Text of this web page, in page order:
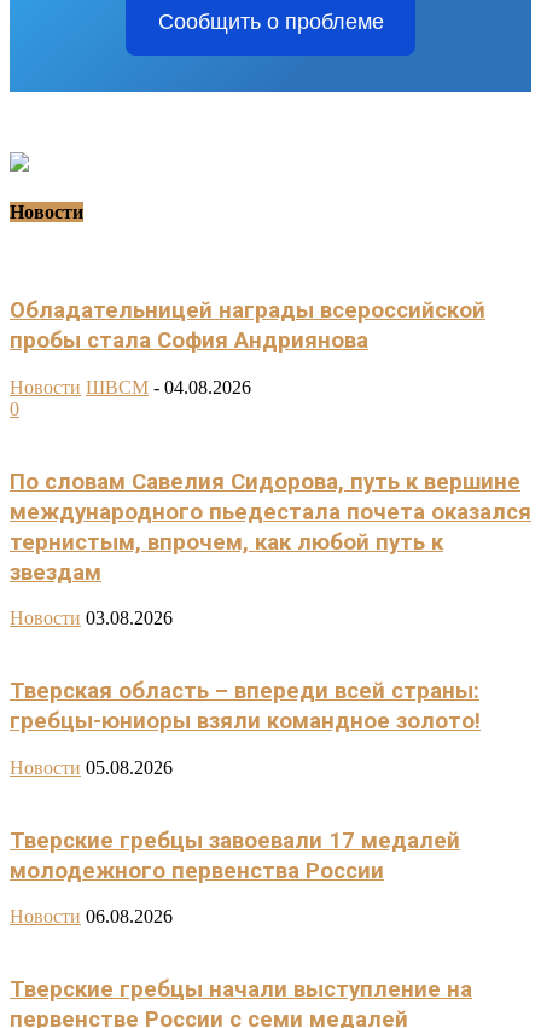
Сообщить о проблеме
Новости
Обладательницей награды всероссийской
пробы стала София Андриянова
Новости ШВСМ - 04.08.2026
0
По словам Савелия Сидорова, путь к вершине
международного пьедестала почета оказался
тернистым, впрочем, как любой путь к
звездам
Новости 03.08.2026
Тверская область – впереди всей страны:
гребцы-юниоры взяли командное золото!
Новости 05.08.2026
Тверские гребцы завоевали 17 медалей
молодежного первенства России
Новости 06.08.2026
Тверские гребцы начали выступление на
первенстве России с семи медалей